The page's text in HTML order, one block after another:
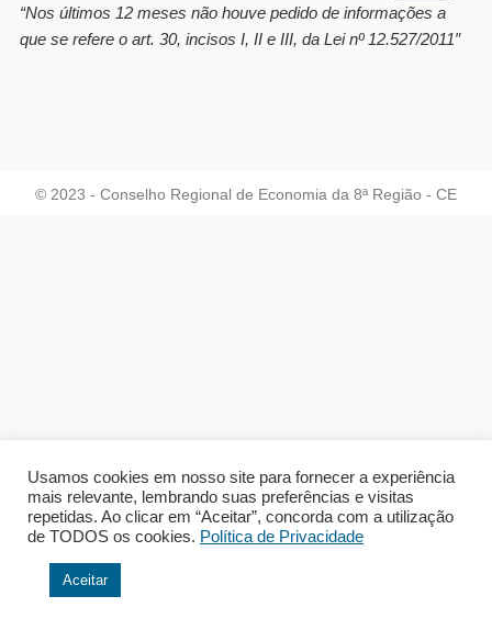
“Nos últimos 12 meses não houve pedido de informações a
que se refere o art. 30, incisos I, II e III, da Lei nº 12.527/2011″
© 2023 - Conselho Regional de Economia da 8ª Região - CE
Usamos cookies em nosso site para fornecer a experiência
mais relevante, lembrando suas preferências e visitas
repetidas. Ao clicar em “Aceitar”, concorda com a utilização
de TODOS os cookies. Política de Privacidade
Aceitar